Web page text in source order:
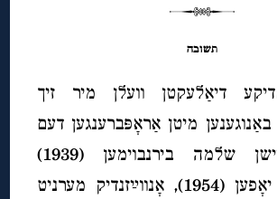
תשובה
דיאַלעקטן וועלן מיר זיך
מיטן אַראָפּברענגען דעם
מחלוקת צווישן שלמה בירנבוימען (1939)
מיט יודאַ אַ. יאָפען (1954), אָנווײַזנדיק מערניט